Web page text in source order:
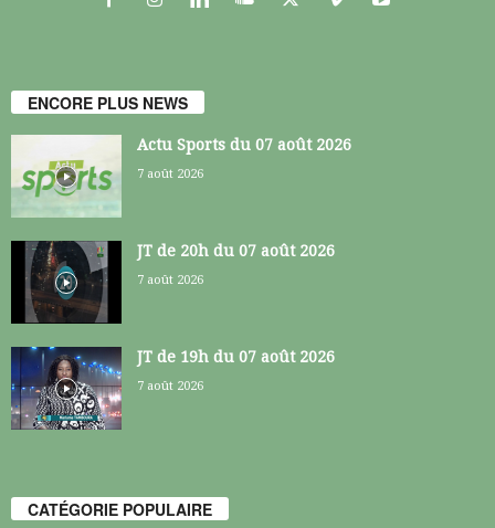
ENCORE PLUS NEWS
Actu Sports du 07 août 2026
7 août 2026
JT de 20h du 07 août 2026
7 août 2026
JT de 19h du 07 août 2026
7 août 2026
CATÉGORIE POPULAIRE